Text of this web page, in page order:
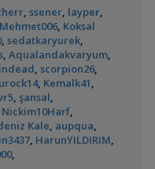
Ahmet53,18:02
bilentungul,14:43
BesleyenlerFuture07
Fazla Mı? Betta_King
Akvaryumum(390)
Küçük Bir Su
Birikintisi :)
11:42
11:42
🐋✧˚.🐟 hasancn10:04
10:04
hasancn10:04
dream0709:52
Kum) dream0709:52
, ssener, layper,
Mehmet006, Koksal
, sedatkaryurek,
, Aqualandakvaryum,
, scorpion26,
, Kemalk41,
, şansal,
Nickim10Harf,
Kale, aupqua,
, HarunYILDIRIM,
,